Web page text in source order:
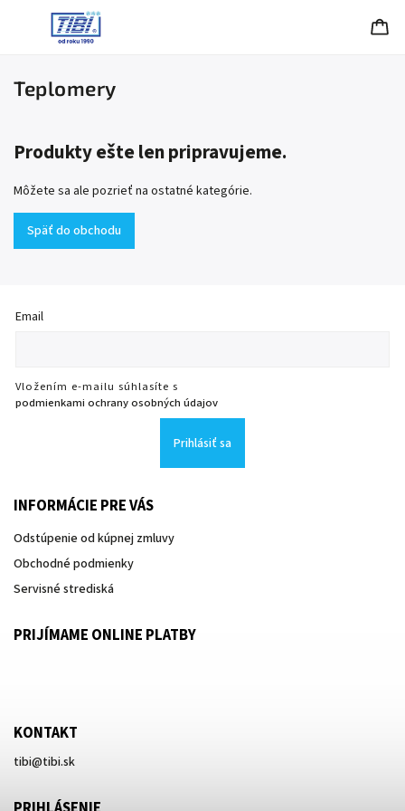
Teplomery
Produkty ešte len pripravujeme.
Môžete sa ale pozrieť na ostatné kategórie.
Späť do obchodu
Email
Vložením e-mailu súhlasíte s
podmienkami ochrany osobných údajov
Prihlásiť sa
INFORMÁCIE PRE VÁS
Odstúpenie od kúpnej zmluvy
Obchodné podmienky
Servisné strediská
PRIJÍMAME ONLINE PLATBY
KONTAKT
tibi@tibi.sk